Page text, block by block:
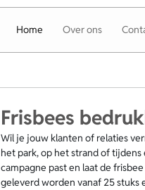
Home Over ons
Frisbees
Wil je jouw klanten of relaties
het park, op het strand of
campagne past en laat de
geleverd worden vanaf 25 stuks